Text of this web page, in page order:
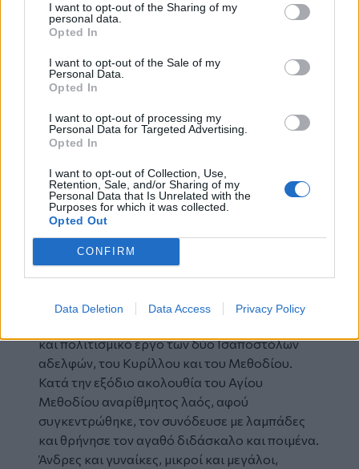
I want to opt-out of the Sharing of my
personal data.
Opted In
I want to opt-out of the Sale of my
Personal Data.
Opted In
I want to opt-out of processing my
Personal Data for Targeted Advertising.
Opted In
I want to opt-out of Collection, Use,
Retention, Sale, and/or Sharing of my
Personal Data that Is Unrelated with the
Purposes for which it was collected.
Opted Out
CONFIRM
Data Deletion Data Access Privacy Policy
Λατίνων και των Φράγκων Επισκόπων, στις
δολοπλοκίες των ηγεμόνων και των αρχόντων
και γίνεται μαρτυρική. Τον φυλακίζουν δυόμιση
χρόνια σε μοναστήρι του Μέλανος Δρυμού και
μόλις το 873 μ.Χ. ο Πάπας Ιωάννης Η’ τον
ελευθερώνει και τον αποκαθιστά. Η λατρεία
όμως στα σλαβονικά απαγορεύεται και μόνο το
κήρυγμα επιτρέπεται. Το 885 μ.Χ., στη
Μοραβία, ο Μεθόδιος παραδίδει το πνεύμα
του μέσα σε ένα κλίμα αντιδράσεων και
ραδιουργιών. Είχε όμως προετοιμάσει
διακόσιους νέους ιεραποστόλους. Αυτοί
ξεχύθηκαν στην Ανατολική Ευρώπη, διέδωσαν
και στερέωσαν την Ορθοδοξία στα σλαβικά
του έργου τους, ώστε ούτε η λαίλαπα της
και πολιτισμικό έργο των δύο Ισαποστόλων
αδελφών, του Κυρίλλου και του Μεθοδίου.
Κατά την εξόδιο ακολουθία του Αγίου
Μεθοδίου αναρίθμητος λαός, αφού
συγκεντρώθηκε, τον συνόδευσε με λαμπάδες
και θρήνησε τον αγαθό διδάσκαλο και ποιμένα.
Άνδρες και γυναίκες, μικροί και μεγάλοι,